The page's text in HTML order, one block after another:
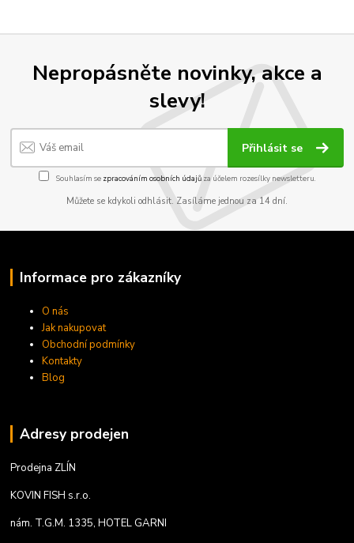
Nepropásněte novinky, akce a
slevy!
Přihlásit se
Souhlasím se zpracováním osobních údajůza účelem rozesílky newsletteru.
Můžete se kdykoli odhlásit. Zasíláme jednou za 14 dní.
Informace pro zákazníky
O nás
Jak nakupovat
Obchodní podmínky
Kontakty
Blog
Adresy prodejen
Prodejna ZLÍN
KOVIN FISH s.r.o.
nám. T.G.M. 1335, HOTEL GARNI